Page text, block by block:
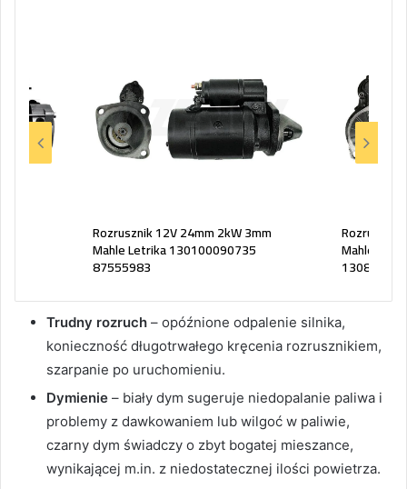
Rozrusznik 12V 24mm 2kW 3mm
Mahle Letrika 130100090735
87555983
Rozrusznik
Mahle
Trudny rozruch – opóźnione odpalenie silnika,
konieczność długotrwałego kręcenia rozrusznikiem,
szarpanie po uruchomieniu.
Dymienie – biały dym sugeruje niedopalanie paliwa i
problemy z dawkowaniem lub wilgoć w paliwie,
czarny dym świadczy o zbyt bogatej mieszance,
wynikającej m.in. z niedostatecznej ilości powietrza.